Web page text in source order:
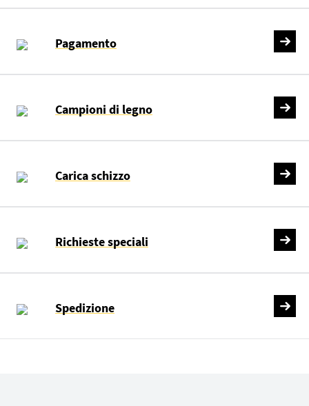
Pagamento
Campioni di legno
Carica schizzo
Richieste speciali
Spedizione